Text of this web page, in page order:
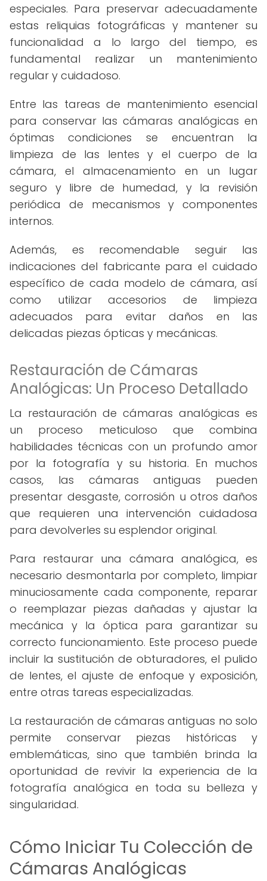
especiales. Para preservar adecuadamente
estas reliquias fotográficas y mantener su
funcionalidad a lo largo del tiempo, es
fundamental realizar un mantenimiento
regular y cuidadoso.
Entre las tareas de mantenimiento esencial
para conservar las cámaras analógicas en
óptimas condiciones se encuentran la
limpieza de las lentes y el cuerpo de la
cámara, el almacenamiento en un lugar
seguro y libre de humedad, y la revisión
periódica de mecanismos y componentes
internos.
Además, es recomendable seguir las
indicaciones del fabricante para el cuidado
específico de cada modelo de cámara, así
como utilizar accesorios de limpieza
adecuados para evitar daños en las
delicadas piezas ópticas y mecánicas.
Restauración de Cámaras
Analógicas: Un Proceso Detallado
La restauración de cámaras analógicas es
un proceso meticuloso que combina
habilidades técnicas con un profundo amor
por la fotografía y su historia. En muchos
casos, las cámaras antiguas pueden
presentar desgaste, corrosión u otros daños
que requieren una intervención cuidadosa
para devolverles su esplendor original.
Para restaurar una cámara analógica, es
necesario desmontarla por completo, limpiar
minuciosamente cada componente, reparar
o reemplazar piezas dañadas y ajustar la
mecánica y la óptica para garantizar su
correcto funcionamiento. Este proceso puede
incluir la sustitución de obturadores, el pulido
de lentes, el ajuste de enfoque y exposición,
entre otras tareas especializadas.
La restauración de cámaras antiguas no solo
permite conservar piezas históricas y
emblemáticas, sino que también brinda la
oportunidad de revivir la experiencia de la
fotografía analógica en toda su belleza y
singularidad.
Cómo Iniciar Tu Colección de
Cámaras Analógicas